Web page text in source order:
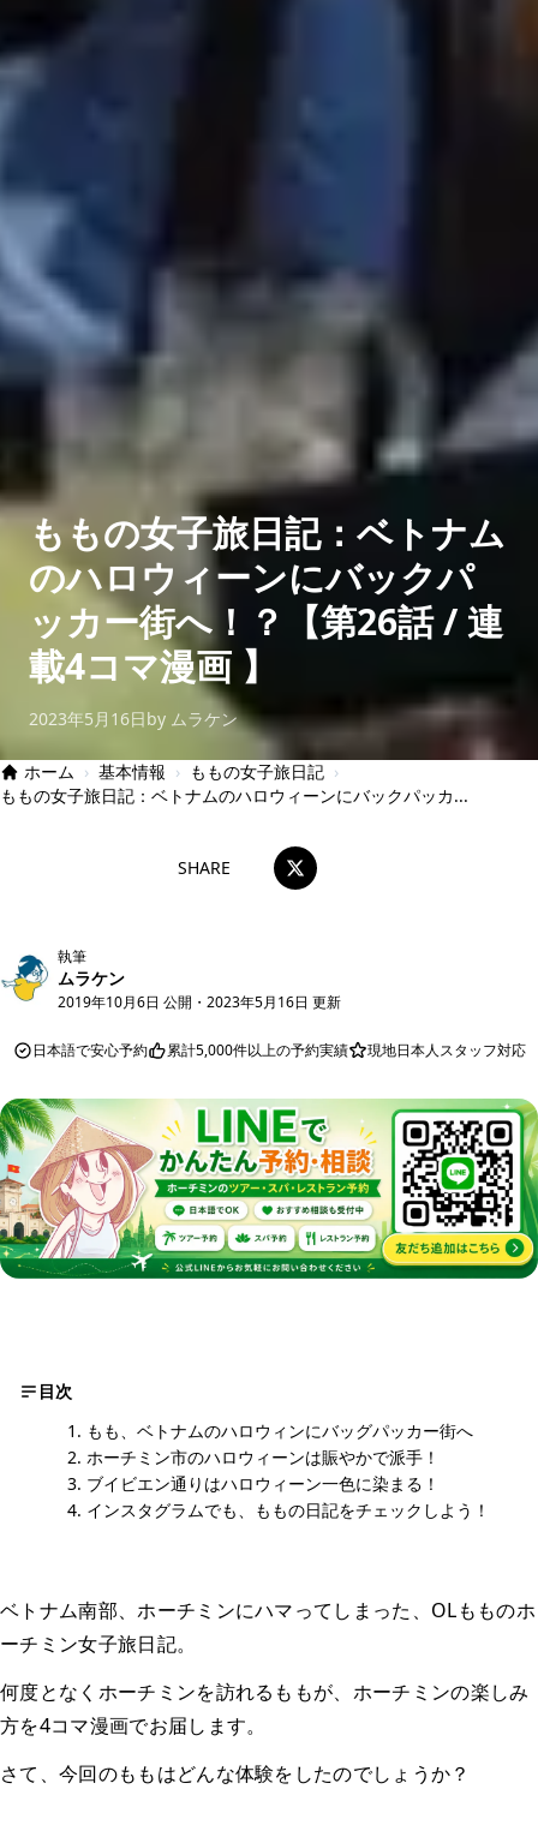
ももの女子旅日記：ベトナム
のハロウィーンにバックパ
ッカー街へ！？【第26話 / 連
載4コマ漫画 】
2023年5月16日by ムラケン
ホーム › 基本情報 › ももの女子旅日記 ›
ももの女子旅日記：ベトナムのハロウィーンにバックパッカ...
SHARE
執筆
ムラケン
2019年10月6日 公開 ・ 2023年5月16日 更新
日本語で安心予約 累計5,000件以上の予約実績 現地日本人スタッフ対応
目次
もも、ベトナムのハロウィンにバッグパッカー街へ
ホーチミン市のハロウィーンは賑やかで派手！
ブイビエン通りはハロウィーン一色に染まる！
インスタグラムでも、ももの日記をチェックしよう！
ベトナム南部、ホーチミンにハマってしまった、OLもものホ
ーチミン女子旅日記。
何度となくホーチミンを訪れるももが、ホーチミンの楽しみ
方を4コマ漫画でお届します。
さて、今回のももはどんな体験をしたのでしょうか？